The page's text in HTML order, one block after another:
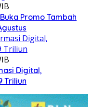
Promo Tambah
Digital,
Triliun